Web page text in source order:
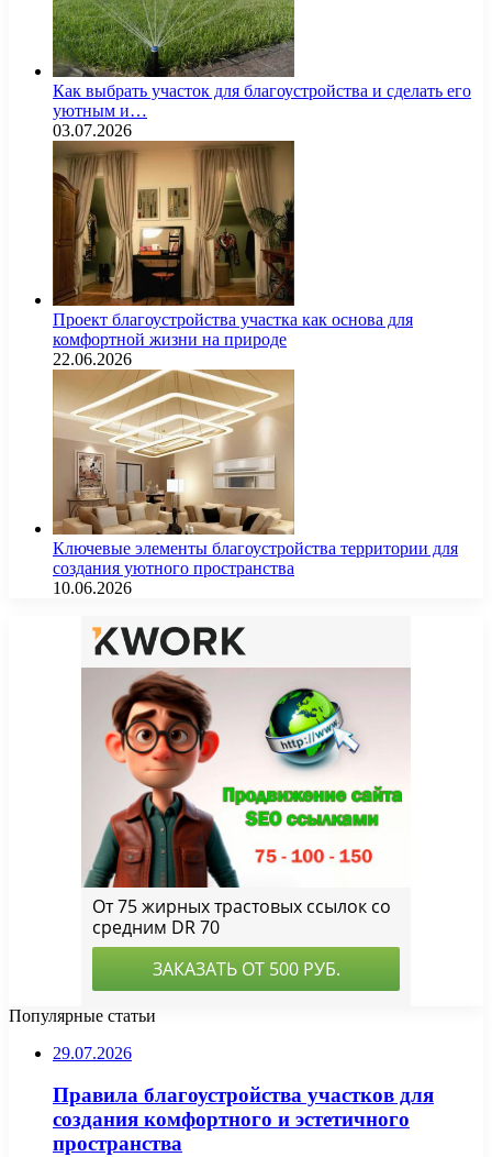
Как выбрать участок для благоустройства и сделать его
уютным и…
03.07.2026
Проект благоустройства участка как основа для
комфортной жизни на природе
22.06.2026
Ключевые элементы благоустройства территории для
создания уютного пространства
10.06.2026
Популярные статьи
29.07.2026
Правила благоустройства участков для
создания комфортного и эстетичного
пространства